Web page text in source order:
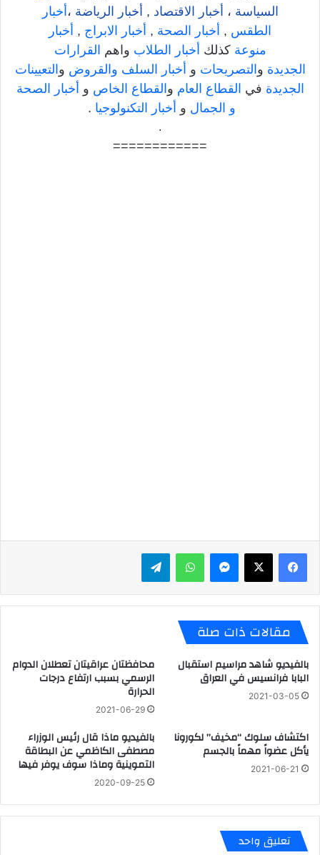
السياسة ، أخبار الاقتصاد , أخبار الرياضة ،أخبار
الطقس , أخبار الصحة , أخبار الابراج , أخبار
منوعة كذلك أخبار الطلاب واهم القرارات
الجديدة والتصريحات و أخبار السلف والقروض والتعيينات
الجديدة في القطاع العام والقطاع الخاص و أخبار الصحة
و الجمال و أخبار التكنولوجيا .
.
============
ماسنجر واتساب تيلقرام
مقالات ذات صلة
بالفيديو شاهد مراسيم استقبال
البابا فرانسيس في العراق
2021-03-05
محافظتان عراقيتان تعطلان الدوام
الرسمي بسبب ارتفاع درجات
الحرارة
2021-06-29
اكتشاف سلوك “مخيف” لكورونا
يأكل عضواً مهماً بالجسم
2021-06-21
بالفيديو ماذا قال رئيس الوزراء
مصطفى الكاظمي عن البطاقة
التموينية وماذا سوف يوفر فيها
2020-09-25
تعليق واحد